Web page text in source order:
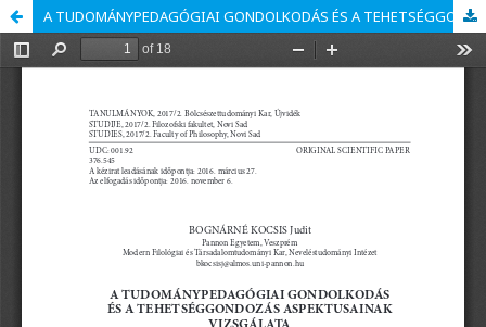
A TUDOMÁNYPEDAGÓGIAI GONDOLKODÁS ÉS A TEHETSÉGGONDOZÁS ASPEKTUSAINAK VIZSGÁLATA